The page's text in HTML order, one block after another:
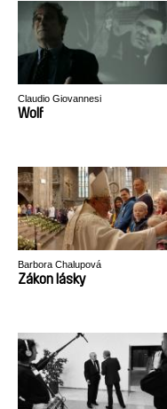
Claudio Giovannesi
Wolf
Barbora Chalupová
Zákon lásky